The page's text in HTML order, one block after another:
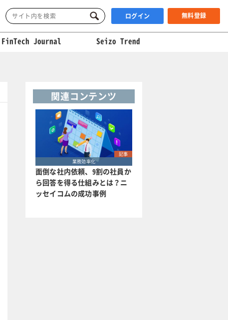
ログイン 無料登録
FinTech Journal Seizo Trend
関連コンテンツ
記事
業務効率化
面倒な社内依頼、9割の社員か
ら回答を得る仕組みとは？ニ
ッセイコムの成功事例